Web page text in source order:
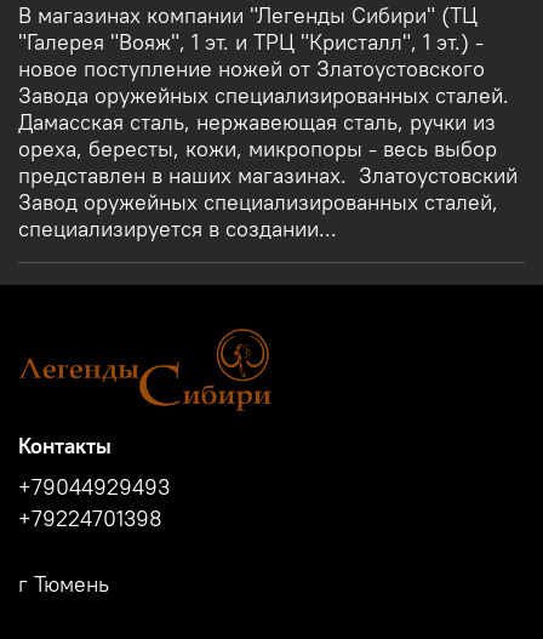
В магазинах компании "Легенды Сибири" (ТЦ
"Галерея "Вояж", 1 эт. и ТРЦ "Кристалл", 1 эт.) -
новое поступление ножей от Златоустовского
Завода оружейных специализированных сталей.
Дамасская сталь, нержавеющая сталь, ручки из
ореха, бересты, кожи, микропоры - весь выбор
представлен в наших магазинах. Златоустовский
Завод оружейных специализированных сталей,
специализируется в создании...
Контакты
+79044929493
+79224701398
г Тюмень